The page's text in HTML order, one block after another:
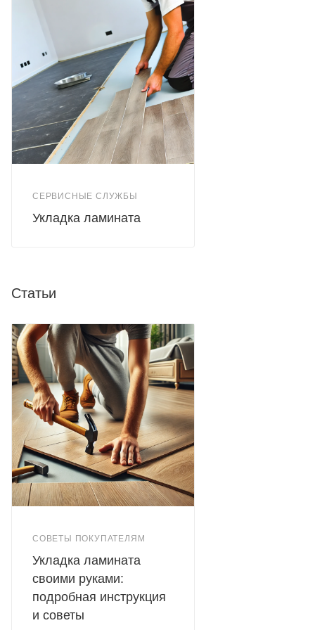
СЕРВИСНЫЕ СЛУЖБЫ
Укладка ламината
Статьи
СОВЕТЫ ПОКУПАТЕЛЯМ
Укладка ламината
своими руками:
подробная инструкция
и советы